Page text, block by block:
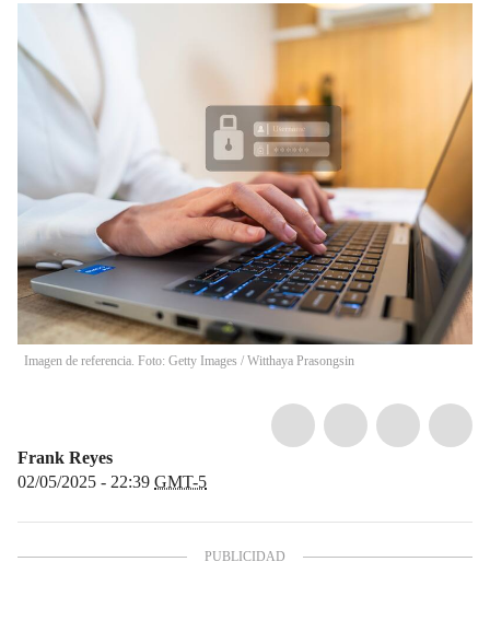
Imagen de referencia. Foto: Getty Images / Witthaya Prasongsin
Frank Reyes
02/05/2025 - 22:39 GMT-5